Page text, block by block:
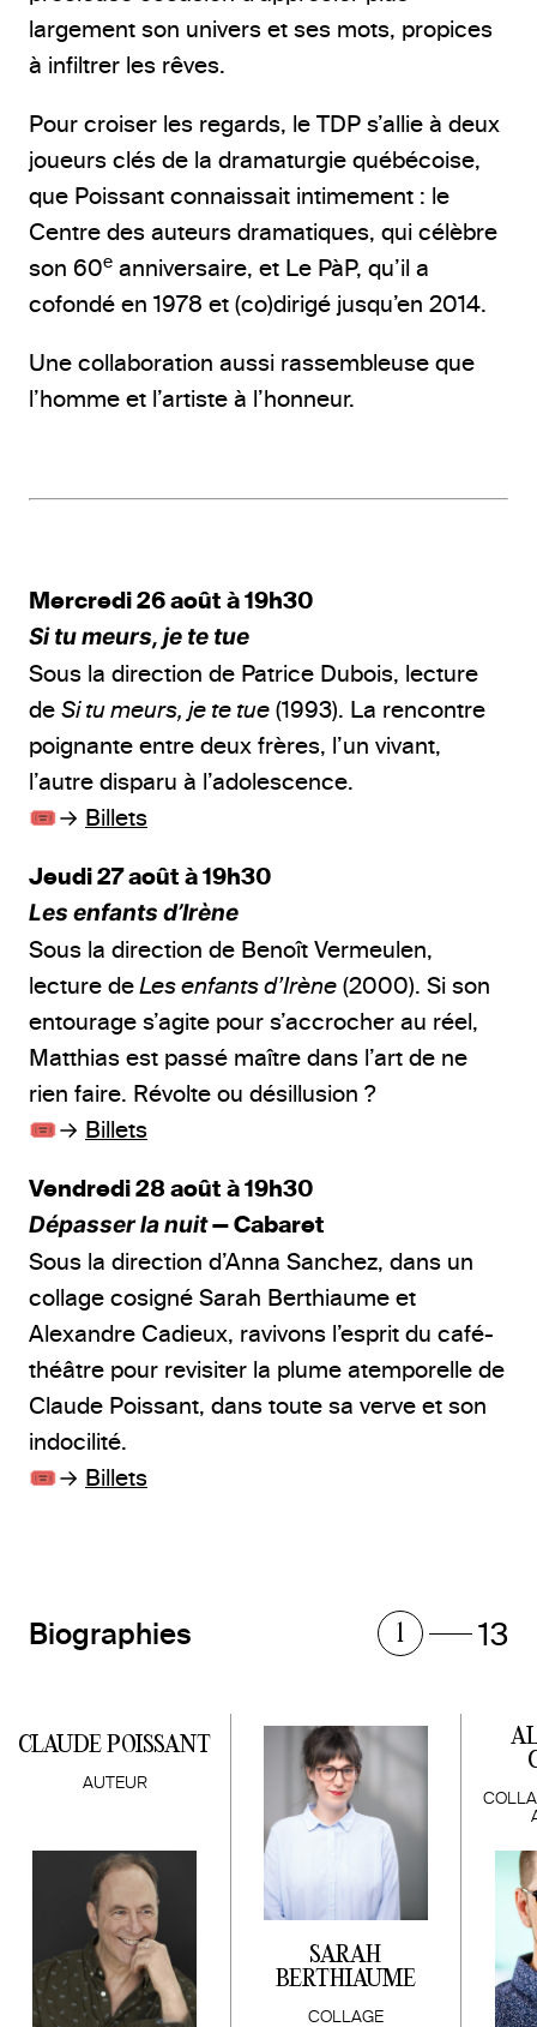
largement son univers et ses mots, propices
à infiltrer les rêves.
Pour croiser les regards, le TDP s’allie à deux
joueurs clés de la dramaturgie québécoise,
que Poissant connaissait intimement : le
Centre des auteurs dramatiques, qui célèbre
son 60e anniversaire, et Le PàP, qu’il a
cofondé en 1978 et (co)dirigé jusqu’en 2014.
Une collaboration aussi rassembleuse que
l’homme et l’artiste à l’honneur.
Mercredi 26 août à 19h30
Si tu meurs, je te tue
Sous la direction de Patrice Dubois, lecture
de Si tumeurs, je te tue (1993). La rencontre
poignante entre deux frères, l’un vivant,
l’autre disparu à l’adolescence.
🎟️→ Billets
Jeudi 27 août à 19h30
Les enfants d’Irène
Sous la direction de Benoît Vermeulen,
lecture deLes enfants d’Irène (2000). Si son
entourage s’agite pour s’accrocher au réel,
Matthias est passé maître dans l’art de ne
rien faire. Révolte ou désillusion ?
🎟️→ Billets
Vendredi 28 août à 19h30
Dépasser la nuit— Cabaret
Sous la direction d’Anna Sanchez, dans un
collage cosigné Sarah Berthiaume et
Alexandre Cadieux, ravivons l’esprit du café-
théâtre pour revisiter la plume atemporelle de
Claude Poissant, dans toute sa verve et son
indocilité.
🎟️→ Billets
Biographies 1 13
CLAUDE POISSANT
AUTEUR
SARAH
BERTHIAUME
COLLAGE